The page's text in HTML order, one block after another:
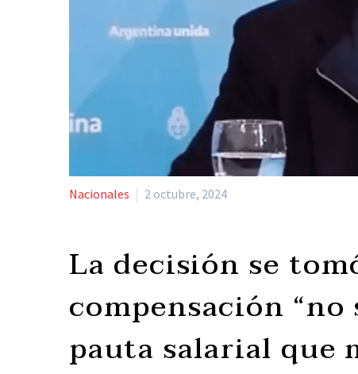
Nacionales 2 octubre, 2024
La decisión se
compensación
pauta salarial que